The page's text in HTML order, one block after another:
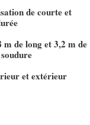
de courte et
m de long et 3,2 m de
et extérieur